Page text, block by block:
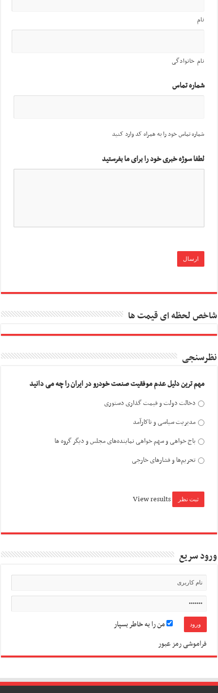
نام
نام خانوادگی
شماره تماس
شماره تماس خود را به همراه کد وارد کنید
لطفا سوژه خبری خود را برای ما بفرستید
شاخص لحظه ای قیمت ها
نظرسنجی
مهم ترین دلیل عدم موفقیت صنعت خودرو در ایران را چه می دانید
دخالت دولت و قیمت گذاری دستوری
مدیریت سیاسی و ناکارآمد
باج خواهی و سهم خواهی نماینده‌های مجلس و دیگر گروه ها
تحریم‌ها و فشارهای خارجی
View results
ورود سریع
من را به خاطر بسپار
فراموشی رمز عبور